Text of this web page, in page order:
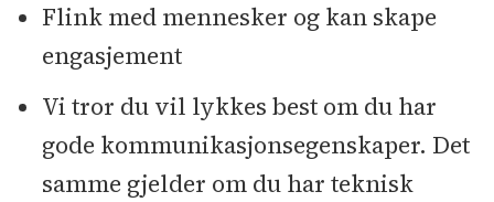
Flink med mennesker og kan skape
engasjement
Vi tror du vil lykkes best om du har
gode kommunikasjonsegenskaper. Det
samme gjelder om du har teknisk